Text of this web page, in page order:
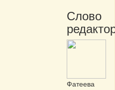
Слово
Фатеева